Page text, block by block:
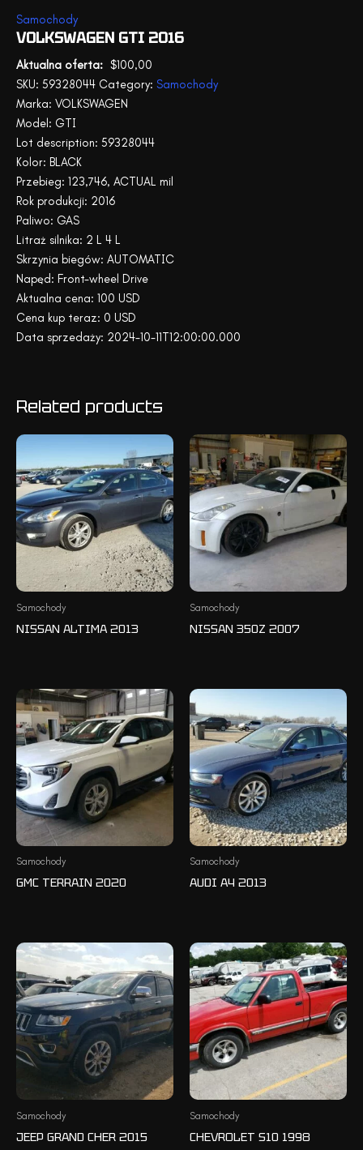
Samochody
VOLKSWAGEN GTI 2016
$100,00
SKU: 59328044 Category: Samochody
Marka: VOLKSWAGEN
Model: GTI
Lot description: 59328044
Kolor: BLACK
Przebieg: 123,746, ACTUAL mil
Rok produkcji: 2016
Paliwo: GAS
Litraż silnika: 2 L 4 L
Skrzynia biegów: AUTOMATIC
Napęd: Front-wheel Drive
Aktualna cena: 100 USD
Cena kup teraz: 0 USD
Data sprzedaży: 2024-10-11T12:00:00.000
Related products
Samochody
NISSAN ALTIMA 2013
Samochody
NISSAN 350Z 2007
Samochody
GMC TERRAIN 2020
Samochody
AUDI A4 2013
Samochody
JEEP GRAND CHER 2015
Samochody
CHEVROLET S10 1998